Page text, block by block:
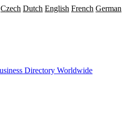
Czech Dutch English French German